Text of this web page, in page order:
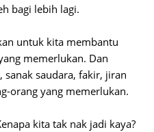
bagi lebih lagi.
untuk kita membantu
memerlukan. Dan
saudara, fakir, jiran
orang yang memerlukan.
kita tak nak jadi kaya?